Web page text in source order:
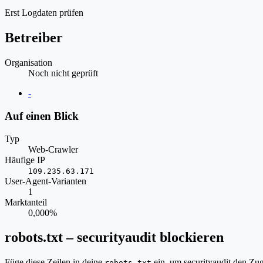
Erst Logdaten prüfen
Betreiber
Organisation
Noch nicht geprüft
Website
-
Auf einen Blick
Typ
Web-Crawler
Häufige IP
109.235.63.171
User-Agent-Varianten
1
Marktanteil
0,000%
robots.txt – securityaudit blockieren